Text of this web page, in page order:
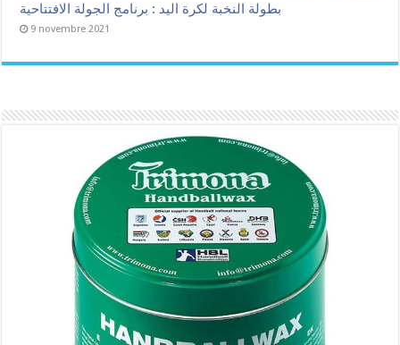
بطولة النخبة لكرة اليد : برنامج الجولة الافتتاحية
9 novembre 2021